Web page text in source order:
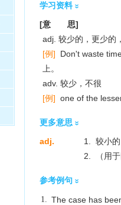
学习资料
[意 思]
adj. 较少的，更少的
[例] Don't waste
上。
adv. 较少，不很
[例] one of the
更多意思
adj.
1. 较小
2. （用
参考例句
1. The case has